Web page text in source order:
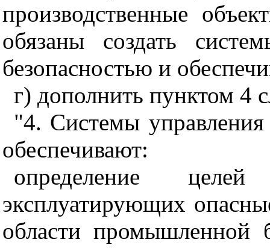
производственные
обязаны создать
безопасностью и
г) дополнить пунктом 4
"4. Системы
обеспечивают:
определение
эксплуатирующих
области промышленной